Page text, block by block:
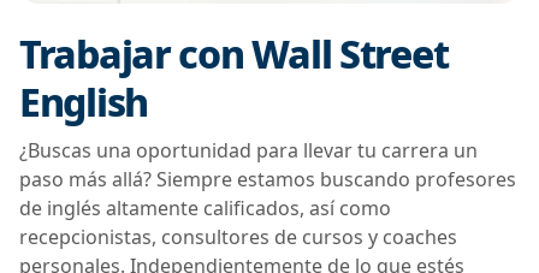
Trabajar con Wall Street
English
¿Buscas una oportunidad para llevar tu carrera un
paso más allá? Siempre estamos buscando profesores
de inglés altamente calificados, así como
recepcionistas, consultores de cursos y coaches
personales. Independientemente de lo que estés